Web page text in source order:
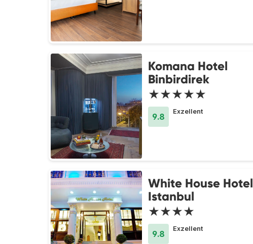
Komana Hotel
Binbirdirek
★★★★★
9.8
Exzellent
White House Hotel
Istanbul
★★★★
9.8
Exzellent